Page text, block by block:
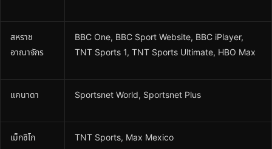
สหราช
อาณาจักร
BBC One, BBC Sport Website, BBC iPlayer,
TNT Sports 1, TNT Sports Ultimate, HBO Max
แคนาดา Sportsnet World, Sportsnet Plus
เม็กซิโก TNT Sports, Max Mexico